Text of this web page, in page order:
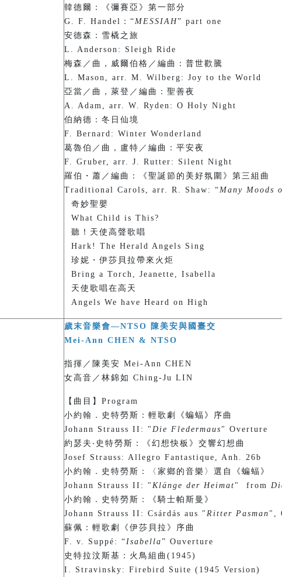
韓德爾：《彌賽亞》第一部分
G. F. Handel：“MESSIAH” part one
安德森：雪橇之旅
L. Anderson: Sleigh Ride
梅森／曲，威爾伯格／編曲：普世歡騰
L. Mason, arr. M. Wilberg: Joy to the World
亞當／曲，萊登／編曲：聖善夜
A. Adam, arr. W. Ryden: O Holy Night
伯納德：冬日仙境
F. Bernard: Winter Wonderland
葛魯伯／曲，盧特／編曲：平安夜
F. Gruber, arr. J. Rutter: Silent Night
羅伯・蕭／編曲：《聖誕節的美好氛圍》第三組曲
Traditional Carols, arr. R. Shaw: “Many Moods
奇妙聖嬰
What Child is This?
聽！天使高聲歌唱
Hark! The Herald Angels Sing
珍妮・伊莎貝拉帶來火炬
Bring a Torch, Jeanette, Isabella
天使歌唱在高天
Angels We have Heard on High
歲末音樂會—NTSO 陳美安與國臺交
Mei-Ann CHEN & NTSO
指揮／陳美安 Mei-Ann CHEN
女高音／林錦如 Ching-Ju LIN
【曲目】Program
小約翰．史特勞斯：輕歌劇《蝙蝠》序曲
Johann Strauss II: " Die Fledermaus " Overture
約瑟夫‧史特勞斯：《幻想快板》交響幻想曲
Josef Strauss: Allegro Fantastique, Anh. 26b
小約翰．史特勞斯：〈家鄉的音樂〉選自《蝙蝠》
Johann Strauss II: " Klänge der Heimat " from
小約翰．史特勞斯：《騎士帕斯曼》
Johann Strauss II: Csárdás aus " Ritter Pasman ",
蘇佩：輕歌劇《伊莎貝拉》序曲
F. v. Suppé: “Isabella” Ouverture
史特拉汶斯基：火鳥組曲(1945)
I. Stravinsky: Firebird Suite (1945 Version)